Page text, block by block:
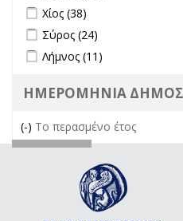
Apply Χίος filter
Χίος (38)
Apply Σύρος filter
Σύρος (24)
Apply Λήμνος filter
Λήμνος (11)
ΗΜΕΡΟΜΗΝΙΑ
(-) Remove Το περασμένο έτος
Το περασμένο έτος